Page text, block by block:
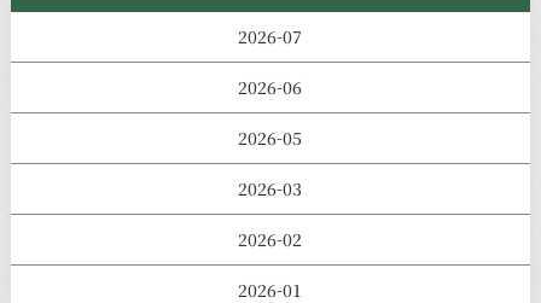
2026-07
2026-06
2026-05
2026-03
2026-02
2026-01